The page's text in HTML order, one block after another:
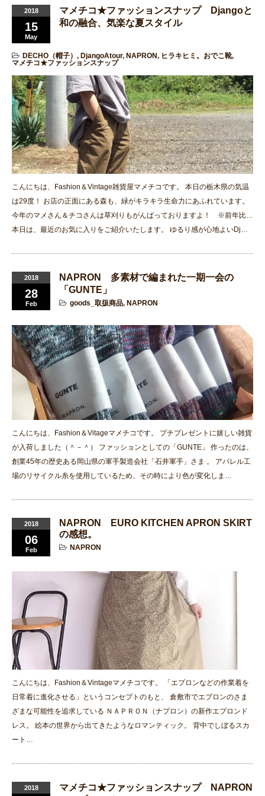
2018
15
May
マメチコ★ファッションスナップ Djangoと
和の融合、気楽な夏スタイル
DECHO（帽子） , DjangoAtour, NAPRON, ヒラキヒミ。おでこ靴,
マメチコ★ファッションスナップ
こんにちは、Fashion＆Vintage雑貨屋マメチコです。 本日の栃木県の気温
は29度！ お店の正面にある森も、緑がキラキラ生命力にあふれています。
今年のマメさん＆チコさんは草刈りもがんばっておりますよ！ ※前年比…
本日は、最近のお気に入りをご紹介いたします。 ゆるり感が心地よいDj…
2018
28
Feb
NAPRON 多素材で編まれた一期一会の
「GUNTE」
goods_取扱商品, NAPRON
こんにちは、Fashion＆Vitageマメチコです。 プチプレゼントに嬉しい雑貨
が入荷しました（＾－＾） ファッションとしての「GUNTE」 作ったのは、
創業45年の歴史ある岡山県の軍手製造会社「石井軍手」さま 。 アパレル工
場のリサイクル糸を使用しているため、その時により色が変化しま…
2018
06
Feb
NAPRON EURO KITCHEN APRON SKIRT
の感想。
NAPRON
こんにちは、Fashion＆Vintageマメチコです。 「エプロンなどの作業着を
日常着に進化させる」というコンセプトのもと、 倉敷市でエプロンのさま
ざまな可能性を追求している ＮＡＰＲＯＮ（ナプロン）の新作エプロンド
レス。 絵本の世界から出てきたようなロマンティック。 背中でしぼるスカ
ート…
2018
マメチコ★ファッションスナップ NAPRON